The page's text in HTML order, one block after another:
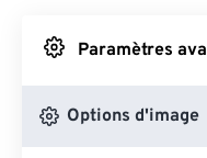
Depuis
Paramètres
Options d'image